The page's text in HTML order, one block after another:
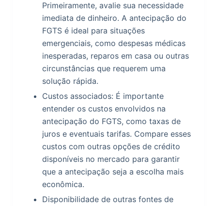
Primeiramente, avalie sua necessidade
imediata de dinheiro. A antecipação do
FGTS é ideal para situações
emergenciais, como despesas médicas
inesperadas, reparos em casa ou outras
circunstâncias que requerem uma
solução rápida.
Custos associados: É importante
entender os custos envolvidos na
antecipação do FGTS, como taxas de
juros e eventuais tarifas. Compare esses
custos com outras opções de crédito
disponíveis no mercado para garantir
que a antecipação seja a escolha mais
econômica.
Disponibilidade de outras fontes de